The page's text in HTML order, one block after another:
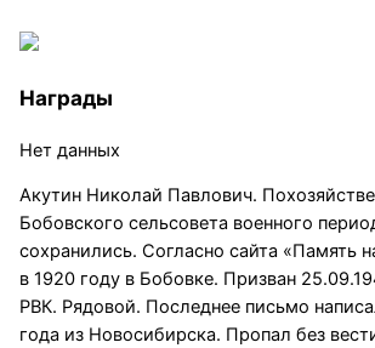
Награды
Нет данных
Акутин Николай Павлович.
Бобовского сельсовета военного
сохранились. Согласно сайта «Память
в 1920 году в Бобовке. Призван
РВК. Рядовой. Последнее письмо
года из Новосибирска. Пропал без